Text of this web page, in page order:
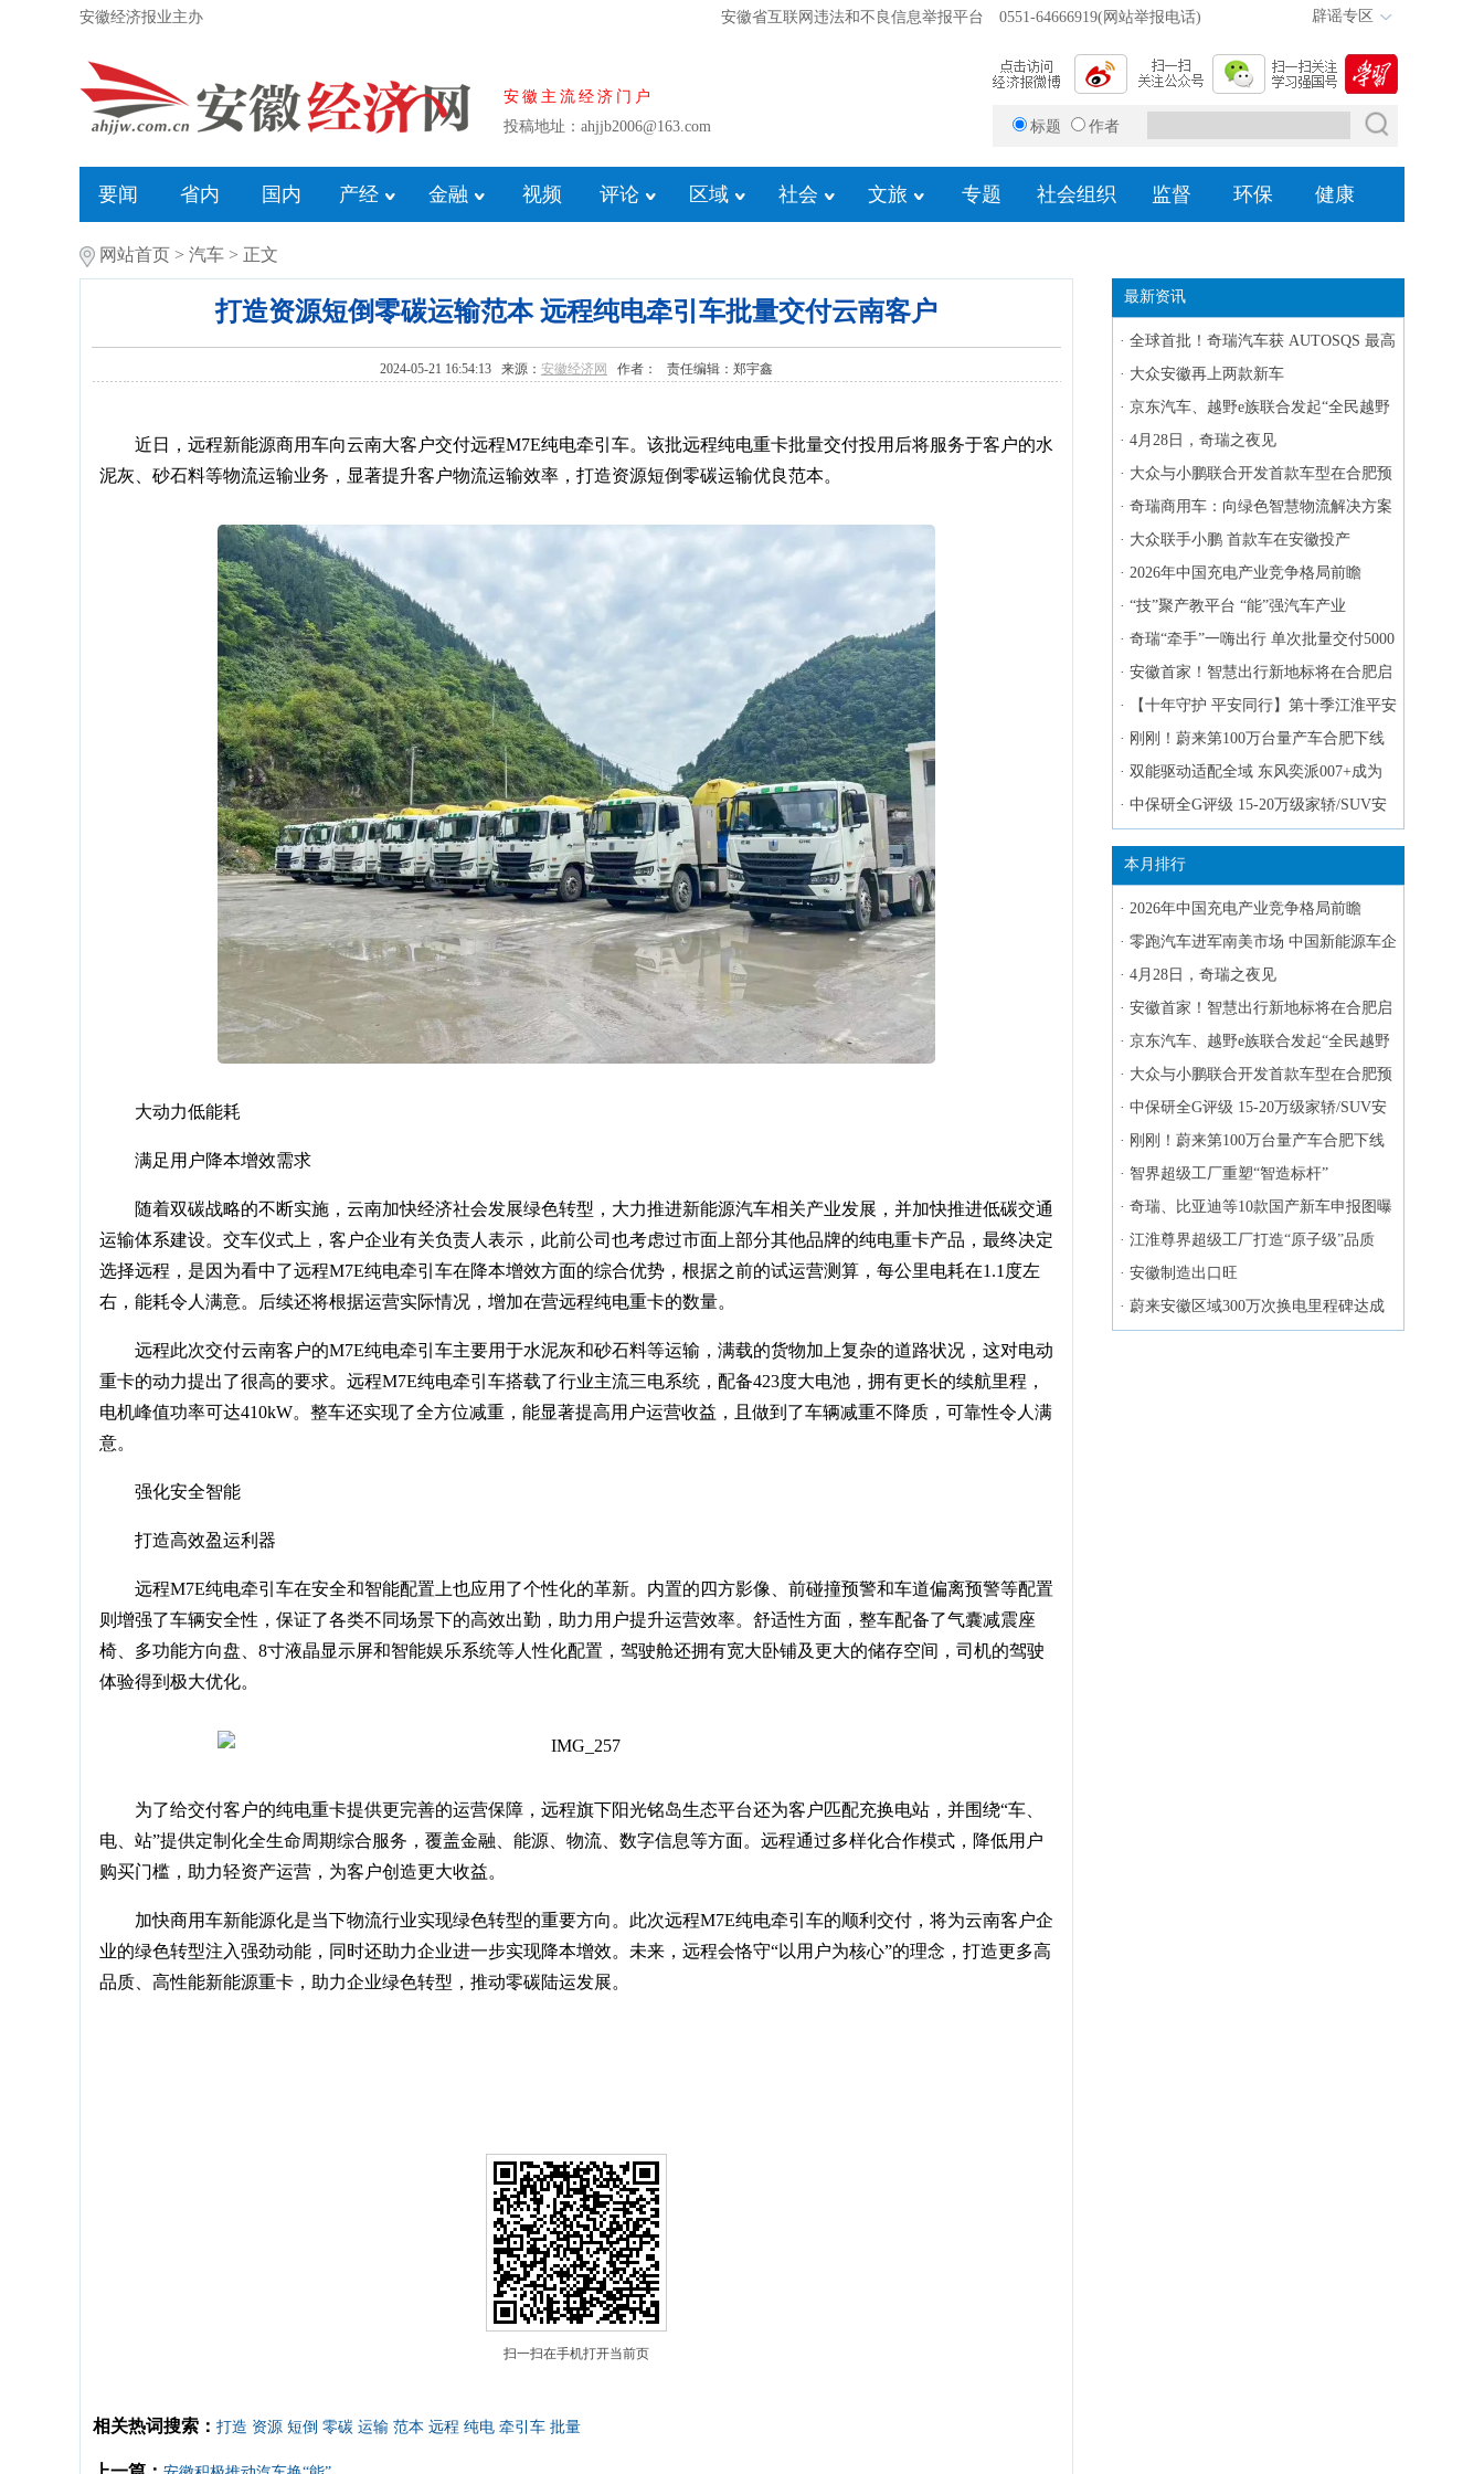
安徽经济报业主办 安徽省互联网违法和不良信息举报平台 0551-64666919(网站举报电话) 辟谣专区
安徽主流经济门户
投稿地址：ahjjb2006@163.com
标题 作者
要闻 省内 国内 产经 金融 视频 评论 区域 社会 文旅 专题 社会组织 监督 环保 健康
网站首页 > 汽车 > 正文
打造资源短倒零碳运输范本 远程纯电牵引车批量交付云南客户
2024-05-21 16:54:13 来源： 安徽经济网 作者： 责任编辑：郑宇鑫
近日，远程新能源商用车向云南大客户交付远程M7E纯电牵引车。该批远程纯电重卡批量交付投用后将服务于客户的水
泥灰、砂石料等物流运输业务，显著提升客户物流运输效率，打造资源短倒零碳运输优良范本。
大动力低能耗
满足用户降本增效需求
随着双碳战略的不断实施，云南加快经济社会发展绿色转型，大力推进新能源汽车相关产业发展，并加快推进低碳交通
运输体系建设。交车仪式上，客户企业有关负责人表示，此前公司也考虑过市面上部分其他品牌的纯电重卡产品，最终决定
选择远程，是因为看中了远程M7E纯电牵引车在降本增效方面的综合优势，根据之前的试运营测算，每公里电耗在1.1度左
右，能耗令人满意。后续还将根据运营实际情况，增加在营远程纯电重卡的数量。
远程此次交付云南客户的M7E纯电牵引车主要用于水泥灰和砂石料等运输，满载的货物加上复杂的道路状况，这对电动
重卡的动力提出了很高的要求。远程M7E纯电牵引车搭载了行业主流三电系统，配备423度大电池，拥有更长的续航里程，
电机峰值功率可达410kW。整车还实现了全方位减重，能显著提高用户运营收益，且做到了车辆减重不降质，可靠性令人满
意。
强化安全智能
打造高效盈运利器
远程M7E纯电牵引车在安全和智能配置上也应用了个性化的革新。内置的四方影像、前碰撞预警和车道偏离预警等配置
则增强了车辆安全性，保证了各类不同场景下的高效出勤，助力用户提升运营效率。舒适性方面，整车配备了气囊减震座
椅、多功能方向盘、8寸液晶显示屏和智能娱乐系统等人性化配置，驾驶舱还拥有宽大卧铺及更大的储存空间，司机的驾驶
体验得到极大优化。
为了给交付客户的纯电重卡提供更完善的运营保障，远程旗下阳光铭岛生态平台还为客户匹配充换电站，并围绕“车、
电、站”提供定制化全生命周期综合服务，覆盖金融、能源、物流、数字信息等方面。远程通过多样化合作模式，降低用户
购买门槛，助力轻资产运营，为客户创造更大收益。
加快商用车新能源化是当下物流行业实现绿色转型的重要方向。此次远程M7E纯电牵引车的顺利交付，将为云南客户企
业的绿色转型注入强劲动能，同时还助力企业进一步实现降本增效。未来，远程会恪守“以用户为核心”的理念，打造更多高
品质、高性能新能源重卡，助力企业绿色转型，推动零碳陆运发展。
扫一扫在手机打开当前页
相关热词搜索： 打造 资源 短倒 零碳 运输 范本 远程 纯电 牵引车 批量
最新资讯
· 全球首批！奇瑞汽车获 AUTOSQS 最高
等级“3A”认证
· 大众安徽再上两款新车
· 京东汽车、越野e族联合发起“全民越野
合伙人”招募计划
· 4月28日，奇瑞之夜见
· 大众与小鹏联合开发首款车型在合肥预
售
· 奇瑞商用车：向绿色智慧物流解决方案
提供商加速转型
· 大众联手小鹏 首款车在安徽投产
· 2026年中国充电产业竞争格局前瞻
· “技”聚产教平台 “能”强汽车产业
· 奇瑞“牵手”一嗨出行 单次批量交付5000
台新车
· 安徽首家！智慧出行新地标将在合肥启
幕
·
【十年守护 平安同行】第十季江淮平安
行圆满收官
· 刚刚！蔚来第100万台量产车合肥下线
· 双能驱动适配全域 东风奕派007+成为
政企民三重优选新能源车型
· 中保研全G评级 15-20万级家轿/SUV安
本月排行
· 2026年中国充电产业竞争格局前瞻
· 零跑汽车进军南美市场 中国新能源车企
全球化布局加速
· 4月28日，奇瑞之夜见
· 安徽首家！智慧出行新地标将在合肥启
幕
· 京东汽车、越野e族联合发起“全民越野
合伙人”招募计划
· 大众与小鹏联合开发首款车型在合肥预
售
· 中保研全G评级 15-20万级家轿/SUV安
全标杆盘点
· 刚刚！蔚来第100万台量产车合肥下线
· 智界超级工厂重塑“智造标杆”
· 奇瑞、比亚迪等10款国产新车申报图曝
光
· 江淮尊界超级工厂打造“原子级”品质
· 安徽制造出口旺
· 蔚来安徽区域300万次换电里程碑达成